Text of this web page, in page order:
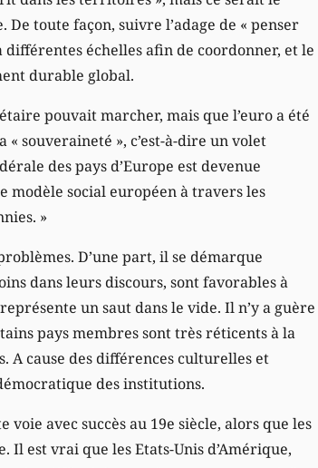
toute façon, suivre l’adage de « penser
échelles afin de coordonner, et le
durable global.
pouvait marcher, mais que l’euro a été
souveraineté », c’est-à-dire un volet
des pays d’Europe est devenue
social européen à travers les
»
D’une part, il se démarque
dans leurs discours, sont favorables à
un saut dans le vide. Il n’y a guère
pays membres sont très réticents à la
A cause des différences culturelles et
des institutions.
avec succès au 19e siècle, alors que les
est vrai que les Etats-Unis d’Amérique,